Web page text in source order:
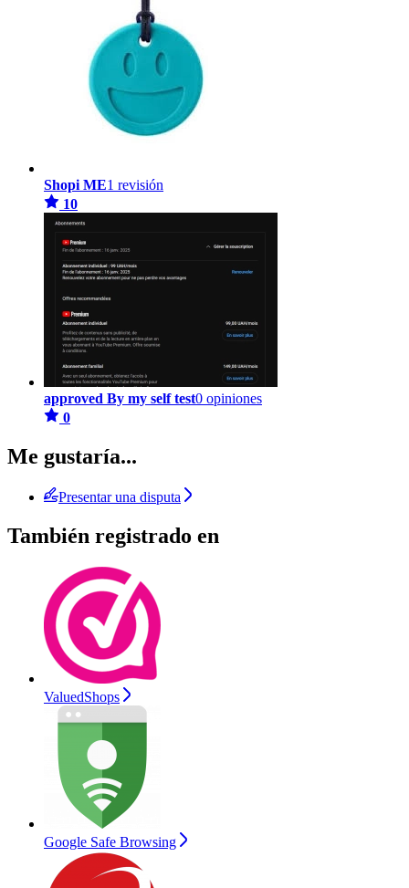
Shopi ME1 revisión
10
approved By my self test0 opiniones
0
Me gustaría...
Presentar una disputa
También registrado en
ValuedShops
Google Safe Browsing